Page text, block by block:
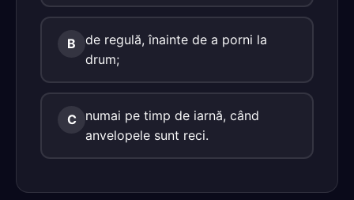
B
de regulă, înainte de a porni la
drum;
C
numai pe timp de iarnă, când
anvelopele sunt reci.